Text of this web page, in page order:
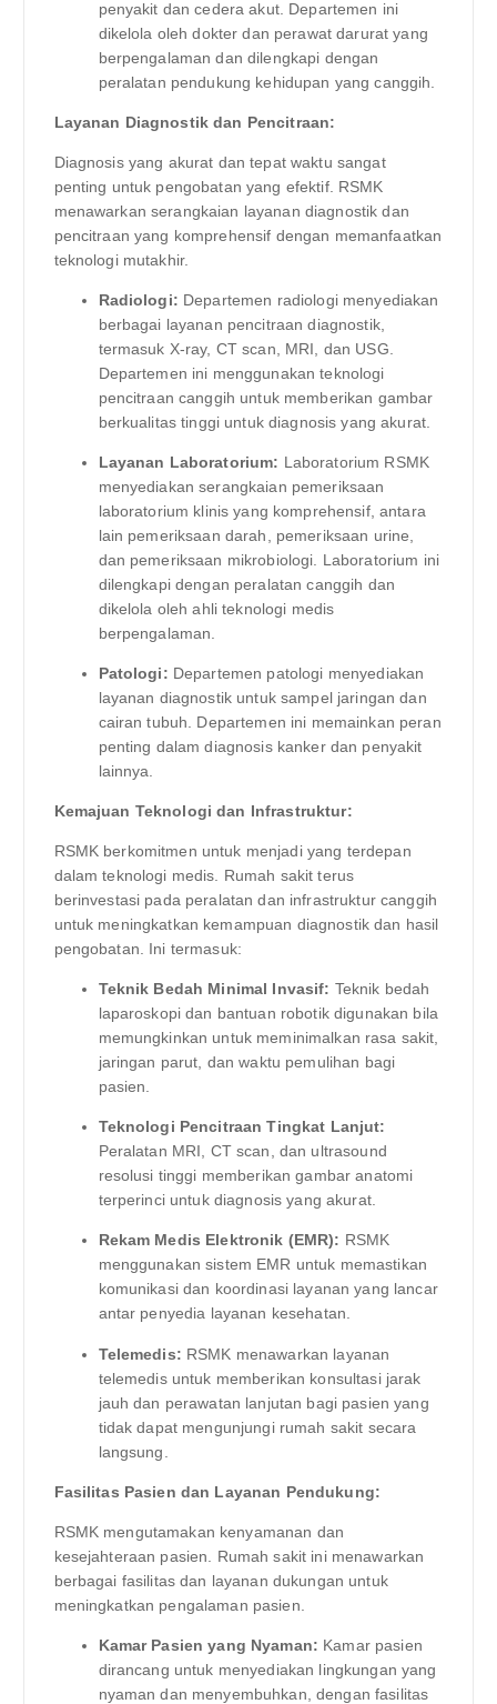
penyakit dan cedera akut. Departemen ini
dikelola oleh dokter dan perawat darurat yang
berpengalaman dan dilengkapi dengan
peralatan pendukung kehidupan yang canggih.
Layanan Diagnostik dan Pencitraan:
Diagnosis yang akurat dan tepat waktu sangat
penting untuk pengobatan yang efektif. RSMK
menawarkan serangkaian layanan diagnostik dan
pencitraan yang komprehensif dengan memanfaatkan
teknologi mutakhir.
Radiologi: Departemen radiologi menyediakan
berbagai layanan pencitraan diagnostik,
termasuk X-ray, CT scan, MRI, dan USG.
Departemen ini menggunakan teknologi
pencitraan canggih untuk memberikan gambar
berkualitas tinggi untuk diagnosis yang akurat.
Layanan Laboratorium: Laboratorium RSMK
menyediakan serangkaian pemeriksaan
laboratorium klinis yang komprehensif, antara
lain pemeriksaan darah, pemeriksaan urine,
dan pemeriksaan mikrobiologi. Laboratorium ini
dilengkapi dengan peralatan canggih dan
dikelola oleh ahli teknologi medis
berpengalaman.
Patologi: Departemen patologi menyediakan
layanan diagnostik untuk sampel jaringan dan
cairan tubuh. Departemen ini memainkan peran
penting dalam diagnosis kanker dan penyakit
lainnya.
Kemajuan Teknologi dan Infrastruktur:
RSMK berkomitmen untuk menjadi yang terdepan
dalam teknologi medis. Rumah sakit terus
berinvestasi pada peralatan dan infrastruktur canggih
untuk meningkatkan kemampuan diagnostik dan hasil
pengobatan. Ini termasuk:
Teknik Bedah Minimal Invasif: Teknik bedah
laparoskopi dan bantuan robotik digunakan bila
memungkinkan untuk meminimalkan rasa sakit,
jaringan parut, dan waktu pemulihan bagi
pasien.
Teknologi Pencitraan Tingkat Lanjut:
Peralatan MRI, CT scan, dan ultrasound
resolusi tinggi memberikan gambar anatomi
terperinci untuk diagnosis yang akurat.
Rekam Medis Elektronik (EMR): RSMK
menggunakan sistem EMR untuk memastikan
komunikasi dan koordinasi layanan yang lancar
antar penyedia layanan kesehatan.
Telemedis: RSMK menawarkan layanan
telemedis untuk memberikan konsultasi jarak
jauh dan perawatan lanjutan bagi pasien yang
tidak dapat mengunjungi rumah sakit secara
langsung.
Fasilitas Pasien dan Layanan Pendukung:
RSMK mengutamakan kenyamanan dan
kesejahteraan pasien. Rumah sakit ini menawarkan
berbagai fasilitas dan layanan dukungan untuk
meningkatkan pengalaman pasien.
Kamar Pasien yang Nyaman: Kamar pasien
dirancang untuk menyediakan lingkungan yang
nyaman dan menyembuhkan, dengan fasilitas